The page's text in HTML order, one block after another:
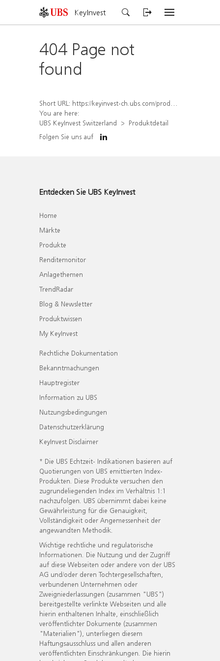
KeyInvest
404 Page not
found
Short URL: https://keyinvest-ch.ubs.com/produkt/detail/index/isin/CH1564652985
You are here:
UBS KeyInvest Switzerland
Produktdetail
Folgen Sie uns auf
Entdecken Sie UBS KeyInvest
Home
Märkte
Produkte
Renditemonitor
Anlagethemen
TrendRadar
Blog & Newsletter
Produktwissen
My KeyInvest
Rechtliche Dokumentation
Bekanntmachungen
Hauptregister
Information zu UBS
Nutzungsbedingungen
Datenschutzerklärung
KeyInvest Disclaimer
* Die UBS Echtzeit- Indikationen basieren auf
Quotierungen von UBS emittierten Index-
Produkten. Diese Produkte versuchen den
zugrundeliegenden Index im Verhältnis 1:1
nachzufolgen. UBS übernimmt dabei keine
Gewährleistung für die Genauigkeit,
Vollständigkeit oder Angemessenheit der
angewandten Methodik.
Wichtige rechtliche und regulatorische
Informationen. Die Nutzung und der Zugriff
auf diese Webseiten oder andere von der UBS
AG und/oder deren Tochtergesellschaften,
verbundenen Unternehmen oder
Zweigniederlassungen (zusammen "UBS")
bereitgestellte verlinkte Webseiten und alle
hierin enthaltenen Inhalte, einschließlich
veröffentlichter Dokumente (zusammen
"Materialien"), unterliegen diesem
Haftungsausschluss und allen anderen
veröffentlichten Einschränkungen. Die hierin